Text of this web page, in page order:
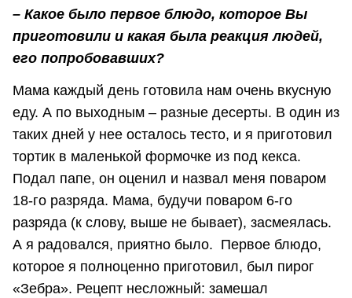
– Какое было первое блюдо, которое Вы
приготовили и какая была реакция людей,
его попробовавших?
Мама каждый день готовила нам очень вкусную
еду. А по выходным – разные десерты. В один из
таких дней у нее осталось тесто, и я приготовил
тортик в маленькой формочке из под кекса.
Подал папе, он оценил и назвал меня поваром
18-го разряда. Мама, будучи поваром 6-го
разряда (к слову, выше не бывает), засмеялась.
А я радовался, приятно было. Первое блюдо,
которое я полноценно приготовил, был пирог
«Зебра». Рецепт несложный: замешал